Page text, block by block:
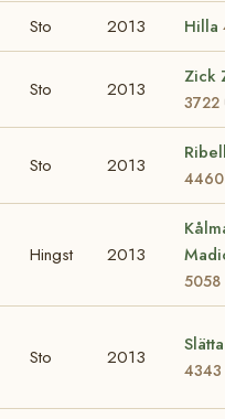
Sto 2013 Hilla
Sto 2013
Zick
3722
Sto 2013
4460
Hingst 2013
5058
Sto 2013
4343